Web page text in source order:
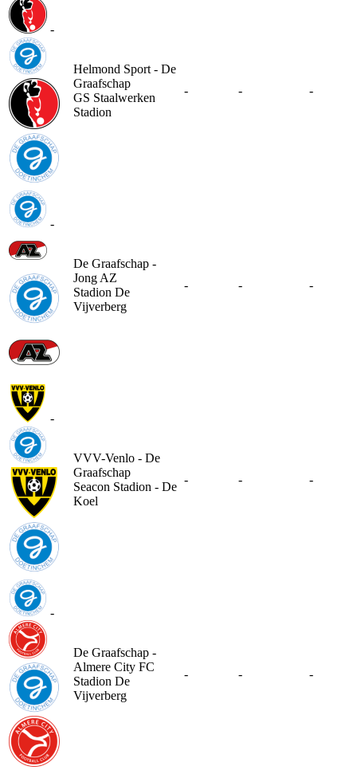
-
Helmond Sport - De
Graafschap
GS Staalwerken
Stadion
- - -
-
De Graafschap -
Jong AZ
Stadion De
Vijverberg
- - -
-
VVV-Venlo - De
Graafschap
Seacon Stadion - De
Koel
- - -
-
De Graafschap -
Almere City FC
Stadion De
Vijverberg
- - -